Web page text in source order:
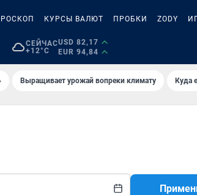
КУРСЫ ВАЛЮТ ПРОБКИ ZODY
СЕЙЧАС
+12°C
USD 82,17
EUR 94,84
Выращивает урожай вопреки климату Куда